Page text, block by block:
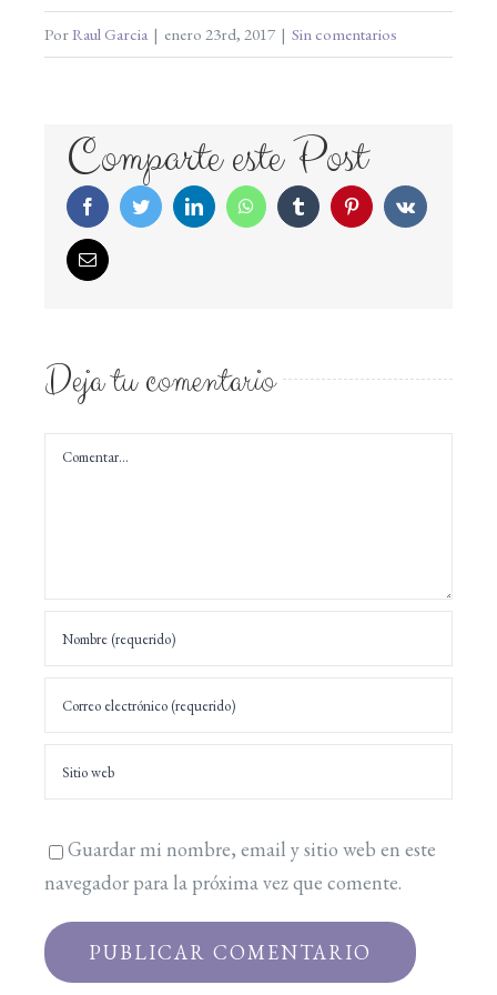
PorRaul Garcia | enero 23rd, 2017 | Sin comentarios
Comparte este Post
FacebookTwitterLinkedInWhatsAppTumblr PinterestVk
Correo
electrónico
Deja tu comentario
Comentar
Guardar mi nombre, email y sitio web en este
navegador para la próxima vez que comente.